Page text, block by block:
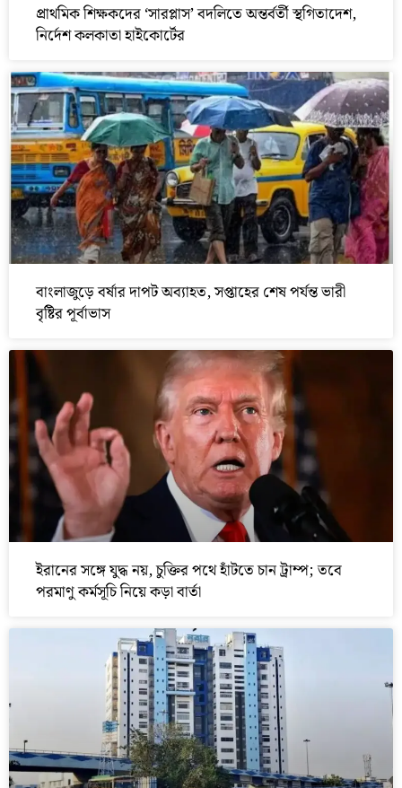
প্রাথমিক শিক্ষকদের ‘সারপ্লাস’ বদলিতে অন্তর্বর্তী স্থগিতাদেশ,
নির্দেশ কলকাতা হাইকোর্টের
বাংলাজুড়ে বর্ষার দাপট অব্যাহত, সপ্তাহের শেষ পর্যন্ত ভারী
বৃষ্টির পূর্বাভাস
ইরানের সঙ্গে যুদ্ধ নয়, চুক্তির পথে হাঁটতে চান ট্রাম্প; তবে
পরমাণু কর্মসূচি নিয়ে কড়া বার্তা